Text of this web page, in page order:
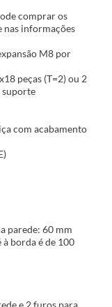
comprar os
nas informações
M8 por
peças (T=2) ou 2
suporte
com acabamento
parede: 60 mm
borda é de 100
e 2 furos para